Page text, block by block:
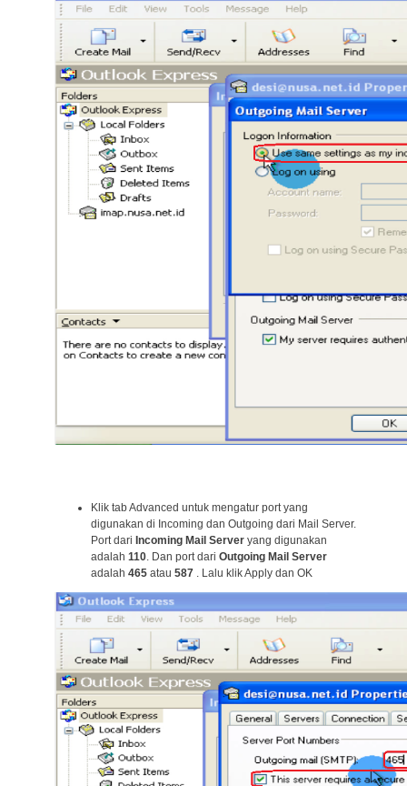
Klik tab Advanced untuk mengatur port yang
digunakan di Incoming dan Outgoing dari Mail Server.
Port dari Incoming Mail Server yang digunakan
adalah 110. Dan port dari Outgoing Mail Server
adalah 465 atau 587 . Lalu klik Apply dan OK